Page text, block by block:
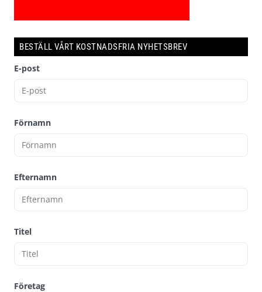
BESTÄLL VÅRT KOSTNADSFRIA NYHETSBREV
E-post
Förnamn
Efternamn
Titel
Företag